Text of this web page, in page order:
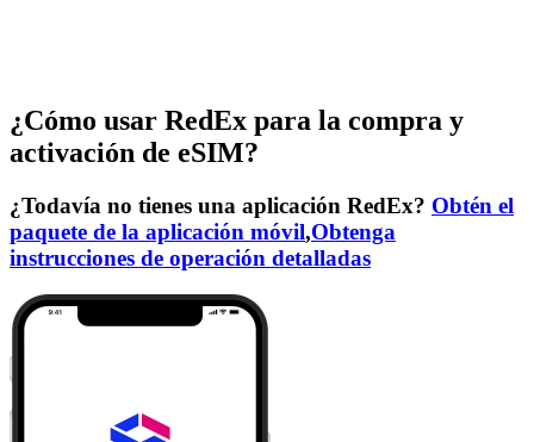
¿Cómo usar RedEx para la compra y
activación de eSIM?
¿Todavía no tienes una aplicación RedEx? Obtén el
paquete de la aplicación móvil,Obtenga
instrucciones de operación detalladas